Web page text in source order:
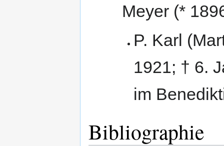
Meyer (*
P. Karl
1921; † 6.
im
Bibliographie